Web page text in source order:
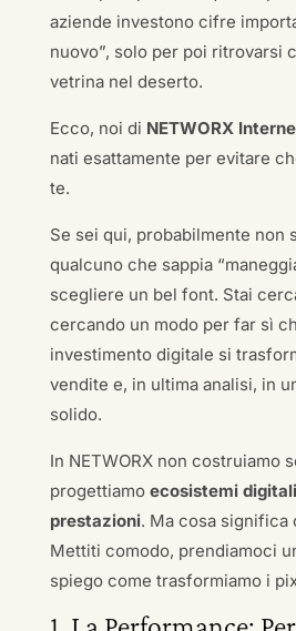
aziende investono cifre
nuovo”, solo per poi ritrovarsi
vetrina nel deserto.
Ecco, noi di NETWORX
nati esattamente per evitare
te.
Se sei qui, probabilmente non
qualcuno che sappia
scegliere un bel font. Stai
cercando un modo per far sì
investimento digitale si
vendite e, in ultima analisi, in
solido.
In NETWORX non costruiamo
progettiamo ecosistemi
prestazioni. Ma cosa significa
Mettiti comodo, prendiamoci
spiego come trasformiamo i